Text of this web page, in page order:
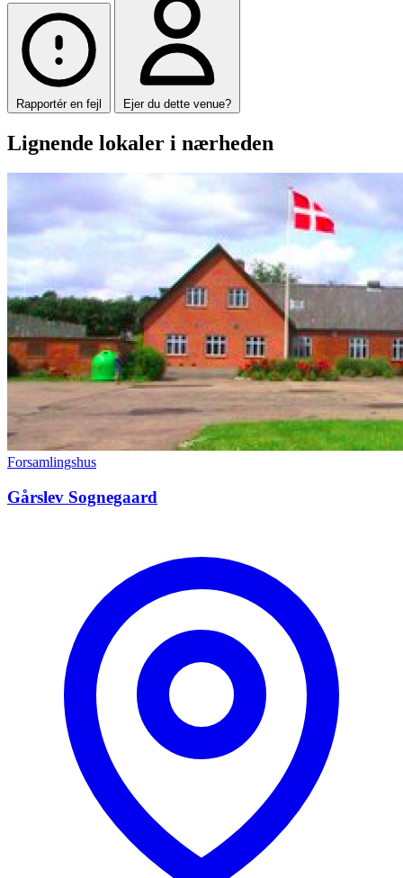
Rapportér en fejl Ejer du dette venue?
Lignende lokaler i nærheden
Forsamlingshus
Gårslev Sognegaard